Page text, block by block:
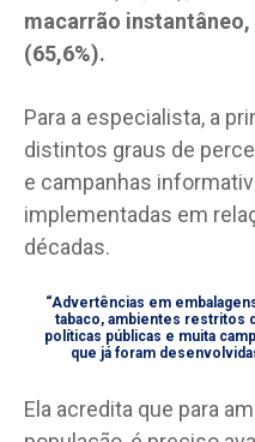
macarrão
(65,6%).
Para a especialista, a
distintos graus de
e campanhas
implementadas em
décadas.
“Advertências em
tabaco, ambientes restritos
políticas públicas e muita
que já foram
Ela acredita que para